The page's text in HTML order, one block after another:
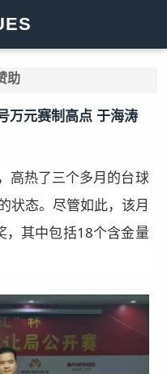
助
万元赛制高点 于海涛
高热了三个多月的台球
状态。尽管如此，该月
，其中包括18个含金量